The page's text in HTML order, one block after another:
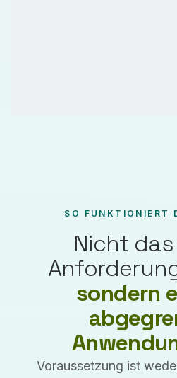
SO FUNKTIONIERT
Nicht
sondern
Voraussetzung ist